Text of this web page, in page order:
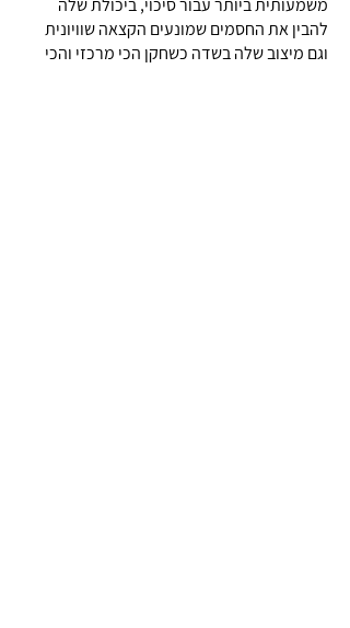
משמעותית ביותר עבור סיכוי, ביכולת שלה
להבין את החסמים שמונעים הקצאה שוויונית
וגם מיצוב שלה בשדה כשחקן הכי מרכזי והכי